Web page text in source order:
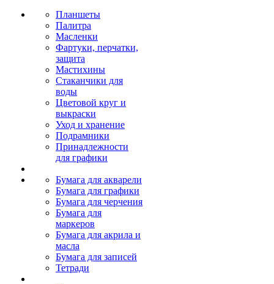
Планшеты
Палитра
Масленки
Фартуки, перчатки,
защита
Мастихины
Стаканчики для
воды
Цветовой круг и
выкраски
Уход и хранение
Подрамники
Принадлежности
для графики
Бумага для акварели
Бумага для графики
Бумага для черчения
Бумага для
маркеров
Бумага для акрила и
масла
Бумага для записей
Тетради